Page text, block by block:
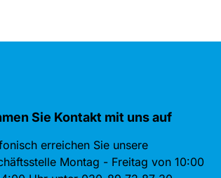
Sie Kontakt mit uns auf
erreichen Sie unsere
Montag - Freitag von 10:00